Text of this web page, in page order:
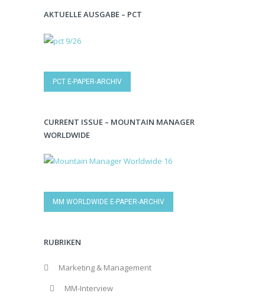
AKTUELLE AUSGABE – PCT
PCT E-PAPER-ARCHIV
CURRENT ISSUE – MOUNTAIN MANAGER
WORLDWIDE
MM WORLDWIDE E-PAPER-ARCHIV
RUBRIKEN
Marketing & Management
MM-Interview